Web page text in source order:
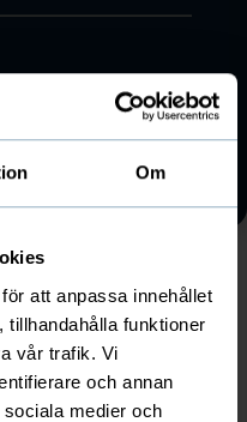
Om
att anpassa innehållet
tillhandahålla funktioner
vår trafik. Vi
och annan
medier och
& Hudvård
nyheter
Läs den här